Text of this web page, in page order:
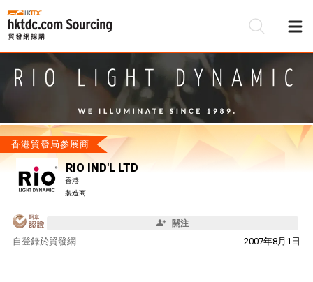
香港貿發局參展商
RIO IND'L LTD
香港
製造商
關注
自 2007年8月1日
登錄於貿發網